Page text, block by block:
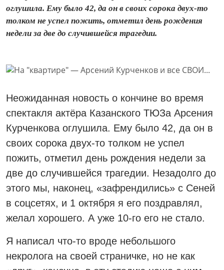
оглушила. Ему было 42, да он в своих сорока двух-то
толком не успел пожить, отметил день рождения
недели за две до случившейся трагедии.
Неожиданная новость о кончине во время
спектакля актёра Казанского ТЮЗа Арсения
Курченкова оглушила. Ему было 42, да он в
своих сорока двух-то толком не успел
пожить, отметил день рождения недели за
две до случившейся трагедии. Незадолго до
этого мы, наконец, «зафрендились» с Сеней
в соцсетях, и 1 октября я его поздравлял,
желал хорошего. А уже 10-го его не стало.
Я написал что-то вроде небольшого
некролога на своей страничке, но не как